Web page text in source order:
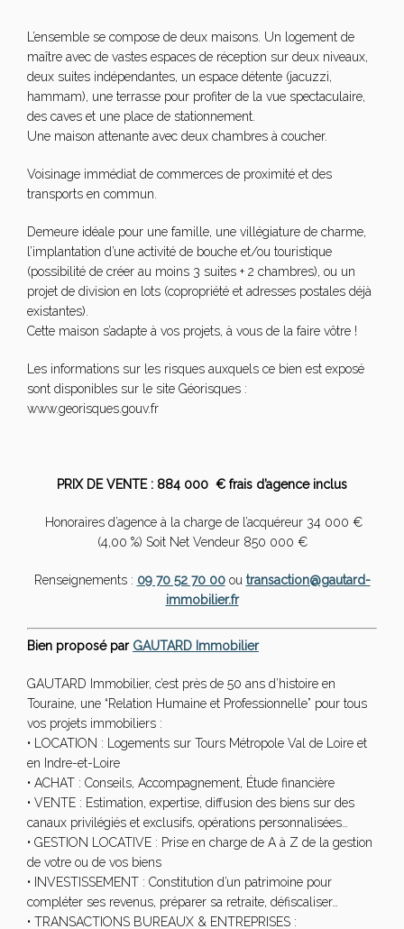
L’ensemble se compose de deux maisons. Un logement de
maître avec de vastes espaces de réception sur deux niveaux,
deux suites indépendantes, un espace détente (jacuzzi,
hammam), une terrasse pour profiter de la vue spectaculaire,
des caves et une place de stationnement.
Une maison attenante avec deux chambres à coucher.
Voisinage immédiat de commerces de proximité et des
transports en commun.
Demeure idéale pour une famille, une villégiature de charme,
l’implantation d’une activité de bouche et/ou touristique
(possibilité de créer au moins 3 suites + 2 chambres), ou un
projet de division en lots (copropriété et adresses postales déjà
existantes).
Cette maison s’adapte à vos projets, à vous de la faire vôtre !
Les informations sur les risques auxquels ce bien est exposé
sont disponibles sur le site Géorisques :
www.georisques.gouv.fr
PRIX DE VENTE : 884 000 € frais d’agence inclus
Honoraires d’agence à la charge de l’acquéreur 34 000 €
(4,00 %) Soit Net Vendeur 850 000 €
Renseignements : 09 70 52 70 00ou transaction@gautard-
immobilier.fr
Bien proposé par GAUTARD Immobilier
GAUTARD Immobilier, c’est près de 50 ans d’histoire en
Touraine, une “Relation Humaine et Professionnelle” pour tous
vos projets immobiliers :
• LOCATION : Logements sur Tours Métropole Val de Loire et
en Indre-et-Loire
• ACHAT : Conseils, Accompagnement, Étude financière
• VENTE : Estimation, expertise, diffusion des biens sur des
canaux privilégiés et exclusifs, opérations personnalisées…
• GESTION LOCATIVE : Prise en charge de A à Z de la gestion
de votre ou de vos biens
• INVESTISSEMENT : Constitution d’un patrimoine pour
compléter ses revenus, préparer sa retraite, défiscaliser…
• TRANSACTIONS BUREAUX & ENTREPRISES :